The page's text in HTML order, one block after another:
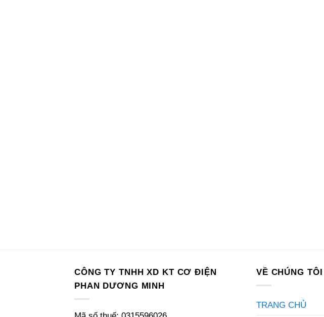
CÔNG TY TNHH XD KT CƠ ĐIỆN
PHAN DƯƠNG MINH
VỀ CHÚNG TÔI
TRANG CHỦ